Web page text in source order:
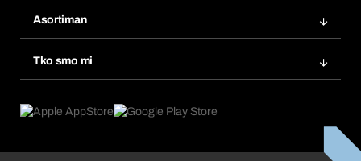
Popisi želja
Ponovno naručivanje
Pretplate
Tražitelji proizvoda
Asortiman
Tko smo mi
Što nas pokreće